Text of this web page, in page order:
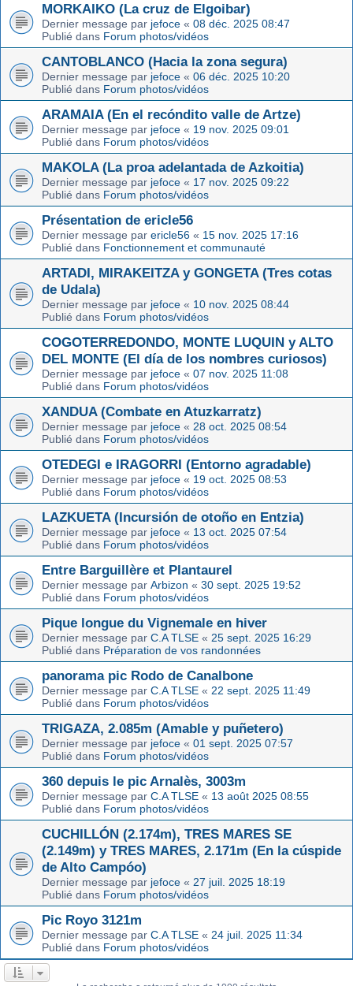
MORKAIKO (La cruz de Elgoibar)
Dernier message par jefoce « 08 déc. 2025 08:47
Publié dans Forum photos/vidéos
CANTOBLANCO (Hacia la zona segura)
Dernier message par jefoce « 06 déc. 2025 10:20
Publié dans Forum photos/vidéos
ARAMAIA (En el recóndito valle de Artze)
Dernier message par jefoce « 19 nov. 2025 09:01
Publié dans Forum photos/vidéos
MAKOLA (La proa adelantada de Azkoitia)
Dernier message par jefoce « 17 nov. 2025 09:22
Publié dans Forum photos/vidéos
Présentation de ericle56
Dernier message par ericle56 « 15 nov. 2025 17:16
Publié dans Fonctionnement et communauté
ARTADI, MIRAKEITZA y GONGETA (Tres cotas
de Udala)
Dernier message par jefoce « 10 nov. 2025 08:44
Publié dans Forum photos/vidéos
COGOTERREDONDO, MONTE LUQUIN y ALTO
DEL MONTE (El día de los nombres curiosos)
Dernier message par jefoce « 07 nov. 2025 11:08
Publié dans Forum photos/vidéos
XANDUA (Combate en Atuzkarratz)
Dernier message par jefoce « 28 oct. 2025 08:54
Publié dans Forum photos/vidéos
OTEDEGI e IRAGORRI (Entorno agradable)
Dernier message par jefoce « 19 oct. 2025 08:53
Publié dans Forum photos/vidéos
LAZKUETA (Incursión de otoño en Entzia)
Dernier message par jefoce « 13 oct. 2025 07:54
Publié dans Forum photos/vidéos
Entre Barguillère et Plantaurel
Dernier message par Arbizon « 30 sept. 2025 19:52
Publié dans Forum photos/vidéos
Pique longue du Vignemale en hiver
Dernier message par C.A TLSE « 25 sept. 2025 16:29
Publié dans Préparation de vos randonnées
panorama pic Rodo de Canalbone
Dernier message par C.A TLSE « 22 sept. 2025 11:49
Publié dans Forum photos/vidéos
TRIGAZA, 2.085m (Amable y puñetero)
Dernier message par jefoce « 01 sept. 2025 07:57
Publié dans Forum photos/vidéos
360 depuis le pic Arnalès, 3003m
Dernier message par C.A TLSE « 13 août 2025 08:55
Publié dans Forum photos/vidéos
CUCHILLÓN (2.174m), TRES MARES SE
(2.149m) y TRES MARES, 2.171m (En la cúspide
de Alto Campóo)
Dernier message par jefoce « 27 juil. 2025 18:19
Publié dans Forum photos/vidéos
Pic Royo 3121m
Dernier message par C.A TLSE « 24 juil. 2025 11:34
Publié dans Forum photos/vidéos